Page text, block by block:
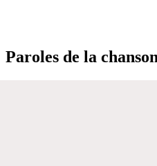
Paroles de la